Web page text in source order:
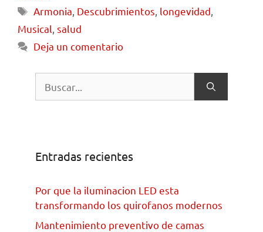
Armonia Descubrimientos longevidad
Musical salud
Deja un comentario
Entradas recientes
Por que la iluminacion LED esta
transformando los quirofanos modernos
Mantenimiento preventivo de camas